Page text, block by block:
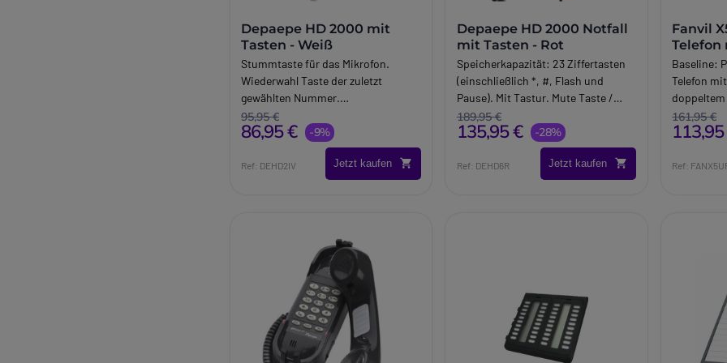
Depaepe HD 2000 mit
Tasten - Weiß
Stummtaste für das Mikrofon.
Wiederwahl Taste der zuletzt
gewählten Nummer.
Lautstärkeregelung. Modem Port.
95,95 €
86,95 € -9%
Ref: DEHD2IV Jetzt kaufen
Depaepe HD 2000 Notfall
mit Tasten - Rot
Speicherkapazität: 23 Ziffertasten
(einschließlich *, #, Flash und
Pause). Mit Tastur. Mute Taste /
Recall. Tonregulierung über 3
verschiedene Stufen.
189,95 €
135,95 € -28%
Ref: DEHD6R Jetzt kaufen
Fanvil
Telefon
Baseline:
Telefon
ideal für
Fanvil
,
Dank der
doppelten
161,95 €
Ref: